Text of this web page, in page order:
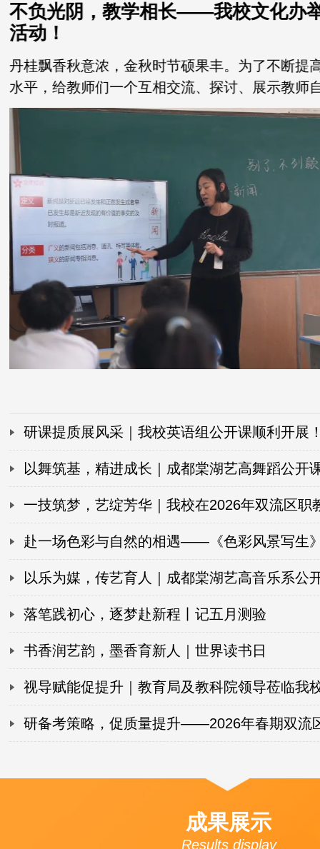
不负光阴，教学相长——我校文化办
活动！
丹桂飘香秋意浓，金秋时节硕果丰。为了不断提
水平，给教师们一个互相交流、探讨、展示教师
2024年10月9日下...
研课提质展风采｜我校英语组公开课顺利开展
以舞筑基，精进成长｜成都棠湖艺高舞蹈公开
纪实一技筑梦，艺绽芳华｜我校在2026年双流区职
出精彩答卷！
赴一场色彩与自然的相遇——《色彩风景写生
课圆满落幕！
以乐为媒，传艺育人｜成都棠湖艺高音乐系公
满举行！
落笔践初心，逐梦赴新程丨记五月测验
书香润艺韵，墨香育新人｜世界读书日
视导赋能促提升｜教育局及教科院领导莅临我
专项视导工作
研备考策略，促质量提升——2026年春期双流
成果展示
Results display